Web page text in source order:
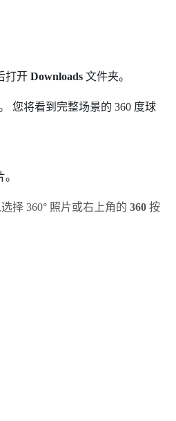
打开 Downloads文件夹。
您将看到完整场景的 360 度球
择 360° 照片或右上角的 360 按